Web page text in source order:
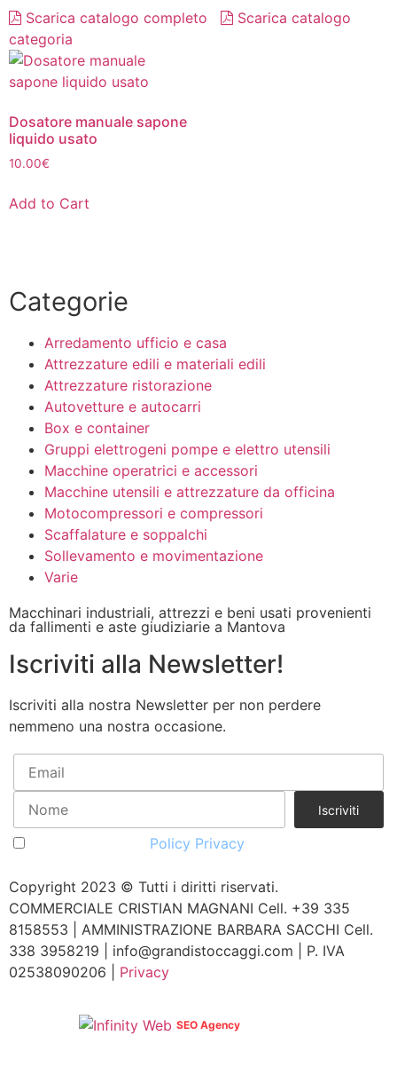
Categorie
Arredamento ufficio e casa
Attrezzature edili e materiali edili
Attrezzature ristorazione
Autovetture e autocarri
Box e container
Gruppi elettrogeni pompe e elettro utensili
Macchine operatrici e accessori
Macchine utensili e attrezzature da officina
Motocompressori e compressori
Scaffalature e soppalchi
Sollevamento e movimentazione
Varie
Scarica catalogo completo
Scarica catalogo
categoria
Dosatore manuale sapone
liquido usato
10.00€
Add to Cart
Macchinari industriali, attrezzi e beni usati provenienti
da fallimenti e aste giudiziarie a Mantova
Iscriviti alla Newsletter!
Iscriviti alla nostra Newsletter per non perdere
nemmeno una nostra occasione.
Policy Privacy
Copyright 2023 © Tutti i diritti riservati.
COMMERCIALE CRISTIAN MAGNANI Cell. +39 335
8158553 | AMMINISTRAZIONE BARBARA SACCHI Cell.
338 3958219 | info@grandistoccaggi.com | P. IVA
02538090206 | Privacy
SEO Agency